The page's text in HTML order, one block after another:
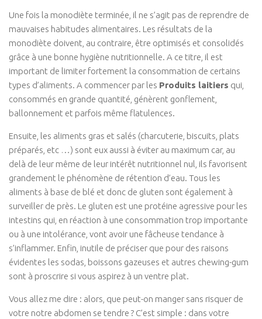
Sophrologie
Bien-être & Relaxation
Vidéos
Se connecter
Contact
Une fois la monodiète terminée, il ne s’agit pas de reprendre de
mauvaises habitudes alimentaires. Les résultats de la
monodiète doivent, au contraire, être optimisés et consolidés
grâce à une bonne hygiène nutritionnelle. A ce titre, il est
important de limiter fortement la consommation de certains
types d’aliments. A commencer par les Produits laitiers qui,
consommés en grande quantité, génèrent gonflement,
ballonnement et parfois même flatulences.
Ensuite, les aliments gras et salés (charcuterie, biscuits, plats
préparés, etc …) sont eux aussi à éviter au maximum car, au
delà de leur même de leur intérêt nutritionnel nul, ils favorisent
grandement le phénomène de rétention d’eau. Tous les
aliments à base de blé et donc de gluten sont également à
surveiller de près. Le gluten est une protéine agressive pour les
intestins qui, en réaction à une consommation trop importante
ou à une intolérance, vont avoir une fâcheuse tendance à
s’inflammer. Enfin, inutile de préciser que pour des raisons
évidentes les sodas, boissons gazeuses et autres chewing-gum
sont à proscrire si vous aspirez à un ventre plat.
Vous allez me dire : alors, que peut-on manger sans risquer de
votre notre abdomen se tendre ? C’est simple : dans votre